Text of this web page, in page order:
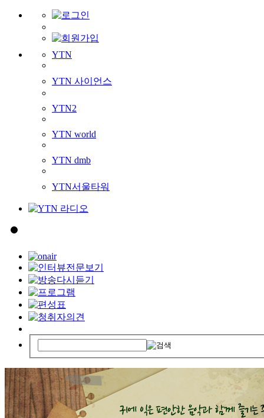
YTN
YTN 사이언스
YTN2
YTN world
YTN dmb
YTN서울타워